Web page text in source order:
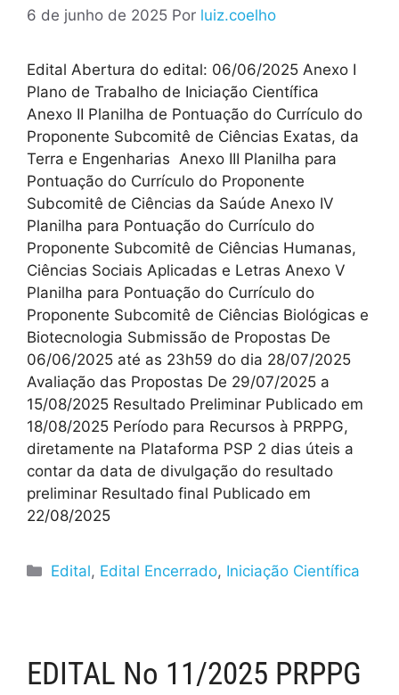
6 de junho de 2025 Por luiz.coelho
Edital Abertura do edital: 06/06/2025 Anexo I
Plano de Trabalho de Iniciação Científica
Anexo II Planilha de Pontuação do Currículo do
Proponente Subcomitê de Ciências Exatas, da
Terra e Engenharias Anexo III Planilha para
Pontuação do Currículo do Proponente
Subcomitê de Ciências da Saúde Anexo IV
Planilha para Pontuação do Currículo do
Proponente Subcomitê de Ciências Humanas,
Ciências Sociais Aplicadas e Letras Anexo V
Planilha para Pontuação do Currículo do
Proponente Subcomitê de Ciências Biológicas e
Biotecnologia Submissão de Propostas De
06/06/2025 até as 23h59 do dia 28/07/2025
Avaliação das Propostas De 29/07/2025 a
15/08/2025 Resultado Preliminar Publicado em
18/08/2025 Período para Recursos à PRPPG,
diretamente na Plataforma PSP 2 dias úteis a
contar da data de divulgação do resultado
preliminar Resultado final Publicado em
22/08/2025
Edital, Edital Encerrado, Iniciação Científica
EDITAL No 11/2025 PRPPG